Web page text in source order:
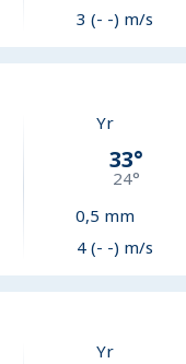
3 (- -) m/s
Yr
33°
24°
0,5 mm
4 (- -) m/s
Yr